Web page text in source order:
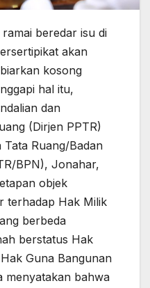
beredar isu di
akan
kosong
hal itu,
dan
(Dirjen PPTR)
Ruang/Badan
BPN), Jonahar,
objek
terhadap Hak Milik
berbeda
berstatus Hak
Guna Bangunan
menyatakan bahwa